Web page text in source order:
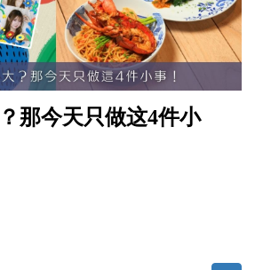
那今天只做这4件小